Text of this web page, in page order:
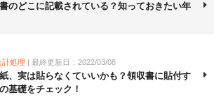
のどこに記載されている？知っておきたい年
計処理 | 最終更新日：2022/03/08
、実は貼らなくていいかも？領収書に貼付す
基礎をチェック！